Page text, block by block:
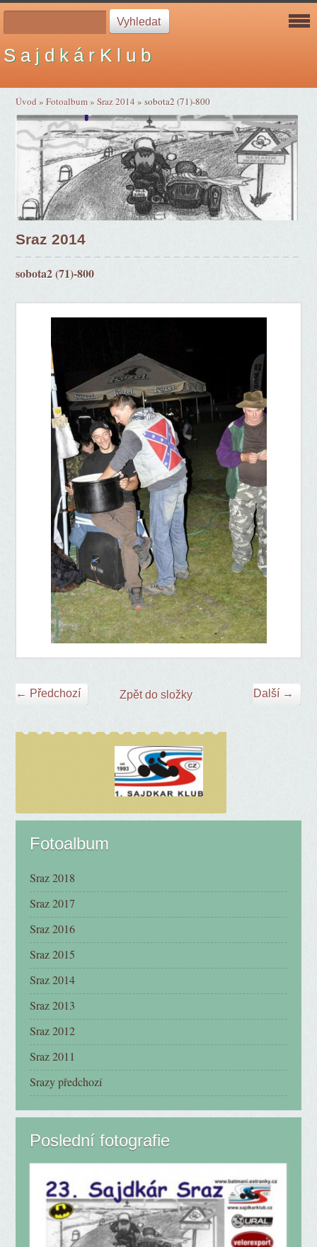
S a j d k á r K l u b
Úvod »Fotoalbum»Sraz 2014»sobota2 (71)-800
Sraz 2014
sobota2 (71)-800
← Předchozí Další →
Zpět do složky
Fotoalbum
Sraz 2018
Sraz 2017
Sraz 2016
Sraz 2015
Sraz 2014
Sraz 2013
Sraz 2012
Sraz 2011
Srazy předchozí
Poslední fotografie